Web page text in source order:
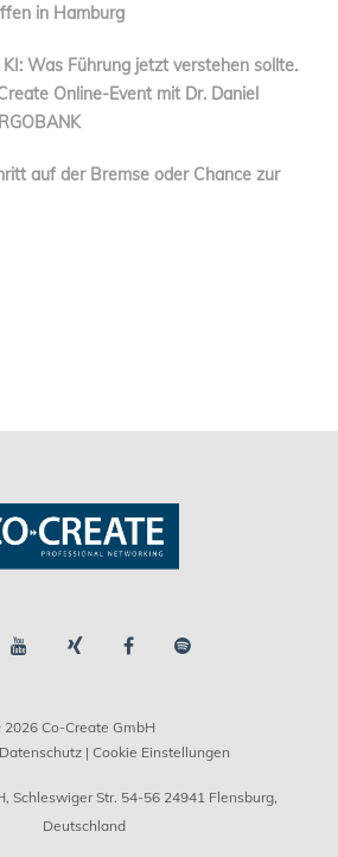
in Hamburg
Was Führung jetzt verstehen sollte.
Online-Event mit Dr. Daniel
auf der Bremse oder Chance zur
Co-Create GmbH
Datenschutz | Cookie Einstellungen
Schleswiger Str. 54-56 24941 Flensburg,
Deutschland